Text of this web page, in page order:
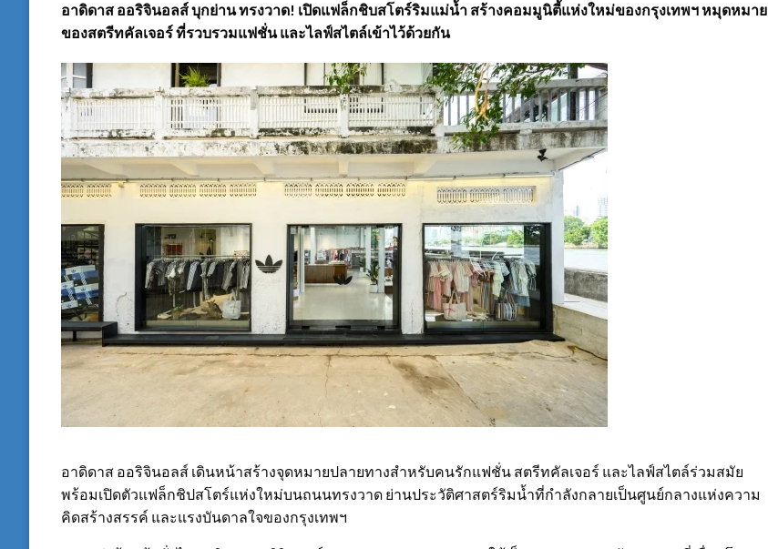
อาดิดาส ออริจินอลส์ บุกย่าน ทรงวาด! เปิดแฟล็กชิบสโตร์ริมแม่น้ำ สร้างคอมมูนิตี้แห่งใหม่ของกรุงเทพฯ หมุดหมาย
ของสตรีทคัลเจอร์ ที่รวบรวมแฟชั่น และไลฟ์สไตล์เข้าไว้ด้วยกัน
อาดิดาส ออริจินอลส์ เดินหน้าสร้างจุดหมายปลายทางสำหรับคนรักแฟชั่น สตรีทคัลเจอร์ และไลฟ์สไตล์ร่วมสมัย
พร้อมเปิดตัวแฟล็กชิปสโตร์แห่งใหม่บนถนนทรงวาด ย่านประวัติศาสตร์ริมน้ำที่กำลังกลายเป็นศูนย์กลางแห่งความ
คิดสร้างสรรค์ และแรงบันดาลใจของกรุงเทพฯ